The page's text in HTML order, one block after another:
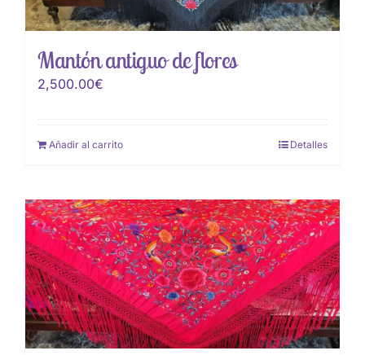
Mantón antiguo de flores
2,500.00€
Añadir al carrito Detalles